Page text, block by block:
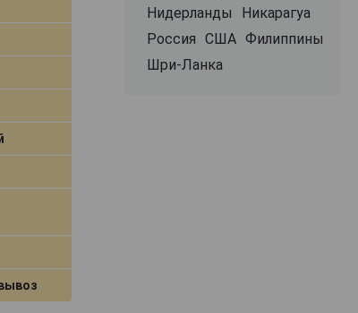
Нидерланды
Никарагуа
Россия США Филиппины
Шри-Ланка